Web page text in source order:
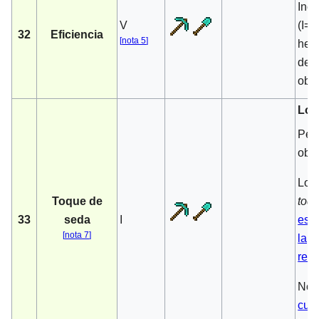
32 Eficiencia
V
[nota 5]
de
33
Toque de
seda
[nota 7]
No